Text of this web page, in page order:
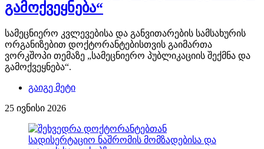
გამოქვეყნება“
სამეცნიერო კვლევებისა და განვითარების სამსახურის
ორგანიზებით დოქტორანტებისთვის გაიმართა
ვორკშოპი თემაზე „სამეცნიერო პუბლიკაციის შექმნა და
გამოქვეყნება“.
გაიგე მეტი
25 ივნისი 2026